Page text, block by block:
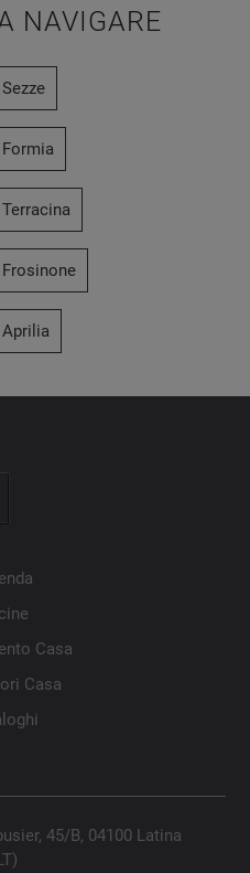
NAVIGARE
Casa
Casa
45/B, 04100 Latina